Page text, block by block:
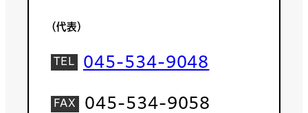
（代表）
045-534-9048
045-534-9058